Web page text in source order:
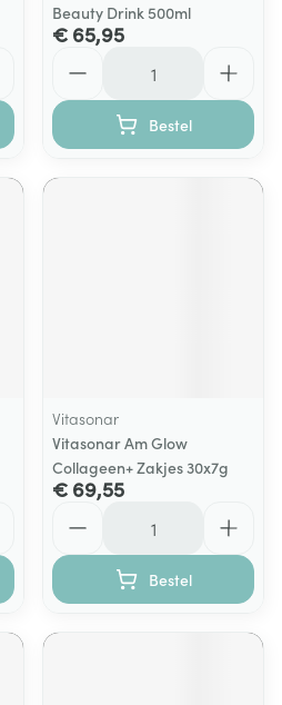
Beauty Drink 500ml
€ 65,95
Bestel
Vitasonar
Vitasonar Am Glow
Collageen+ Zakjes 30x7g
€ 69,55
Bestel